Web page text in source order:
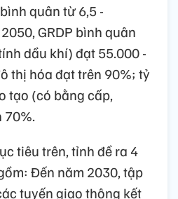
quân từ 6,5 -
GRDP bình quân
dầu khí) đạt 55.000 -
thị hóa đạt trên 90%; tỷ
tạo (có bằng cấp,
tiêu trên, tỉnh đề ra 4
Đến năm 2030, tập
tuyến giao thông kết